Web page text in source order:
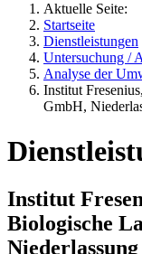
Aktuelle Seite:
Startseite
Dienstleistungen
Untersuchung /
Analyse der
Institut
GmbH,
Institut
Biologische